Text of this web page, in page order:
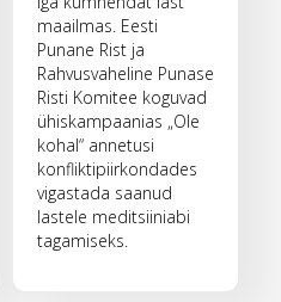
maailmas. Eesti
Punane Rist ja
Rahvusvaheline Punase
Risti Komitee koguvad
ühiskampaanias „Ole
kohal“ annetusi
konfliktipiirkondades
vigastada saanud
lastele meditsiiniabi
tagamiseks.